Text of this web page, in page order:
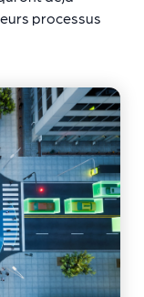
processus